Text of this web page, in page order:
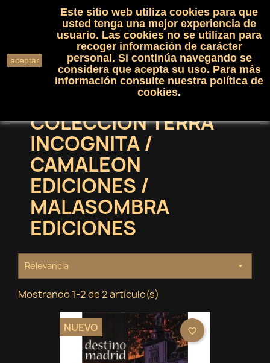
shopping_cart(0)

search
COLECCION TERRA
INCOGNITA /
CAMALEON
EDICIONES /
MALASOMBRA
EDICIONES
Relevancia 
Mostrando 1-2 de 2 artículo(s)
NUEVO favorite_border
aceptar
Este sitio web utiliza cookies para que
usted tenga una mejor experiencia de
usuario. Las cookies no se utilizan para
recoger información de carácter
personal. Si continúa navegando se
considera que acepta su uso. Para más
información consulte nuestra política de
cookies.